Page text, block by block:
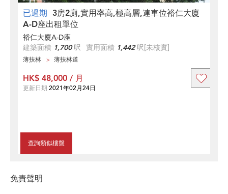
已過期 3房2廁,實用率高,極高層,連車位裕仁大廈
A-D座出租單位
裕仁大廈A-D座
建築面積 1,700呎 實用面積 1,442呎[未核實]
薄扶林 薄扶林道
查詢類似樓盤
HK$ 48,000 / 月
更新日期 2021年02月24日
免責聲明